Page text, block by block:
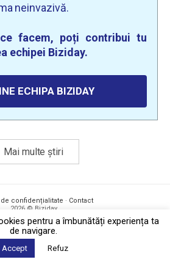
neinvazivă.
facem, poți contribui tu
echipei Biziday.
ECHIPA BIZIDAY
Mai multe știri
confidențialitate · Contact
2026 © Biziday
pentru a îmbunătăți experiența ta
de navigare.
Accept Refuz